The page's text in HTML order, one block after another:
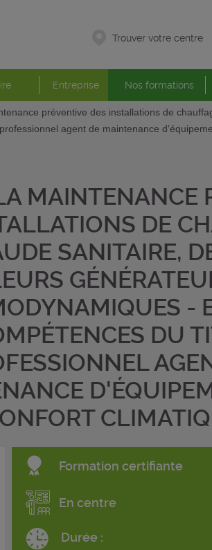
Trouver votre centre
Entreprise Nos formations
préventive des installations de
agent de maintenance
MAINTENANCE
DE
SANITAIRE,
-
DU
Formation certifiante
En centre
Durée :